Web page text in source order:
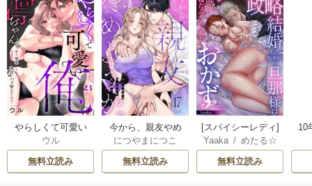
やらしくて可愛い
俺の凛ちゃん。～
隣人後輩くんのイ
キすぎた執着にハ
ウル
無料立読み
今から、親友やめ
ようか。～腐れ縁
同僚は甘い快楽で
私を壊す～
につやまにつこ
無料立読み
[スパイシーレディ]
政略結婚した塩対
応の旦那様は毎晩
寝たふりをした私
Yaaka/ めたる☆
ハニィ
無料立読み
10